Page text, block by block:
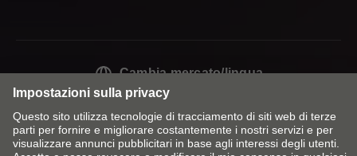
Cambia mercato/lingua
Contatti Colophon